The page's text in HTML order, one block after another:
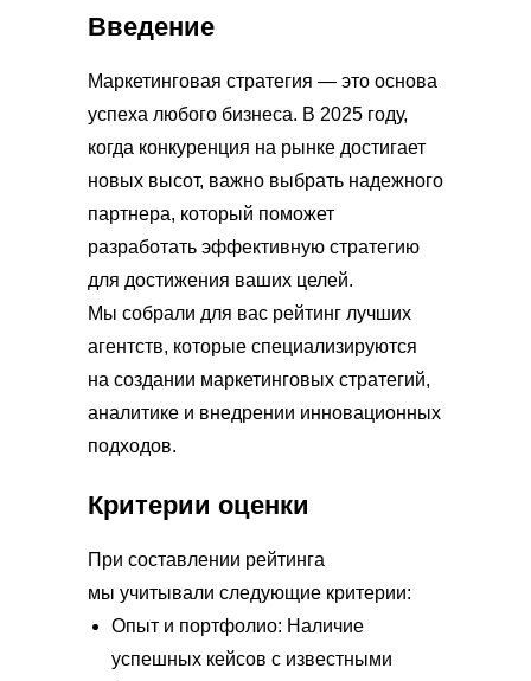
Введение
Маркетинговая стратегия — это основа
успеха любого бизнеса. В 2025 году,
когда конкуренция на рынке достигает
новых высот, важно выбрать надежного
партнера, который поможет
разработать эффективную стратегию
для достижения ваших целей.
Мы собрали для вас рейтинг лучших
агентств, которые специализируются
на создании маркетинговых стратегий,
аналитике и внедрении инновационных
подходов.
Критерии оценки
При составлении рейтинга
мы учитывали следующие критерии:
Опыт и портфолио: Наличие
успешных кейсов с известными